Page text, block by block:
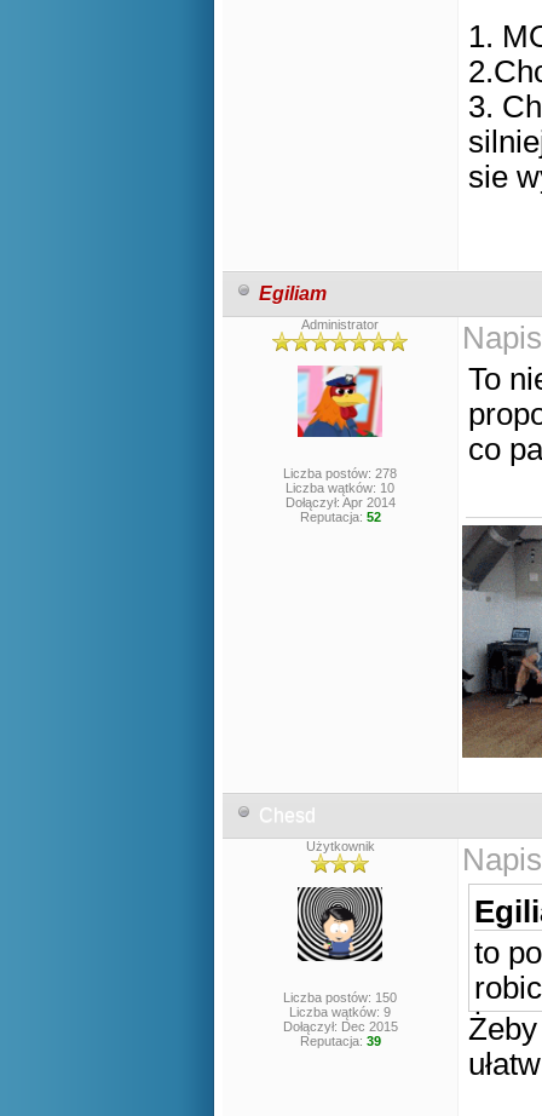
1.
3.
sie
Egiliam
Administrator
Liczba postów: 278
Liczba wątków: 10
Dołączył: Apr 2014
Reputacja: 52
To
co
Chesd
Użytkownik
Liczba postów: 150
Liczba wątków: 9
Dołączył: Dec 2015
Reputacja: 39
to